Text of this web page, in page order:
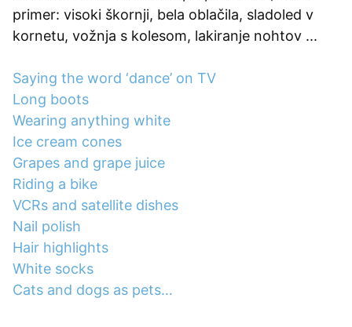
primer: visoki škornji, bela oblačila, sladoled v
kornetu, vožnja s kolesom, lakiranje nohtov ...
Saying the word ‘dance’ on TV
Long boots
Wearing anything white
Ice cream cones
Grapes and grape juice
Riding a bike
VCRs and satellite dishes
Nail polish
Hair highlights
White socks
Cats and dogs as pets…